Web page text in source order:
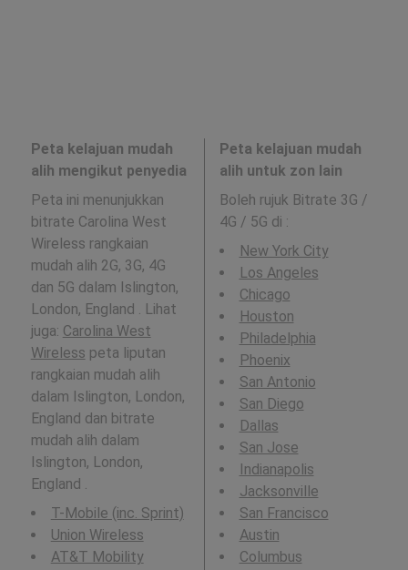
Peta kelajuan mudah
alih mengikut penyedia
Peta ini menunjukkan
bitrate Carolina West
Wireless rangkaian
mudah alih 2G, 3G, 4G
dan 5G dalam Islington,
London, England . Lihat
juga: Carolina West
Wireless peta liputan
rangkaian mudah alih
dalam Islington, London,
England dan bitrate
mudah alih dalam
Islington, London,
England .
T-Mobile (inc. Sprint)
Union Wireless
AT&T Mobility
Peta kelajuan mudah
alih untuk zon lain
Boleh rujuk Bitrate 3G /
4G / 5G di :
New York City
Los Angeles
Chicago
Houston
Philadelphia
Phoenix
San Antonio
San Diego
Dallas
San Jose
Indianapolis
Jacksonville
San Francisco
Austin
Columbus